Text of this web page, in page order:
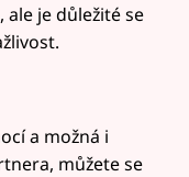
je důležité se
a možná i
můžete se